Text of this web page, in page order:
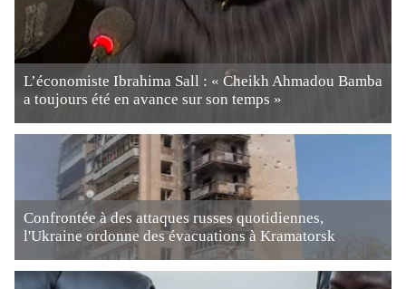
L’économiste Ibrahima Sall : « Cheikh Ahmadou Bamba
a toujours été en avance sur son temps »
Confrontée à des attaques russes quotidiennes,
l'Ukraine ordonne des évacuations à Kramatorsk